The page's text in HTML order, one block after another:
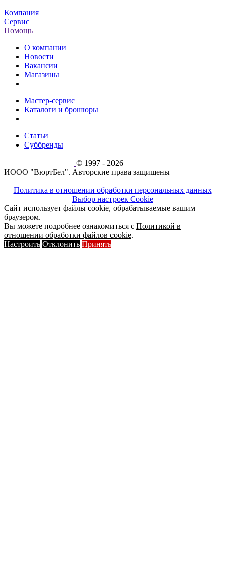
Компания
Сервис
Помощь
О компании
Новости
Вакансии
Магазины
Мастер-сервис
Каталоги и брошюры
Статьи
Суббренды
© 1997 - 2026
ИООО "ВюртБел". Авторские права защищены
Политика в отношении обработки персональных данных
Выбор настроек Cookie
Сайт использует файлы cookie, обрабатываемые вашим
браузером.
Вы можете подробнее ознакомиться с Политикой в
отношении обработки файлов cookie.
Настроить Отклонить Принять